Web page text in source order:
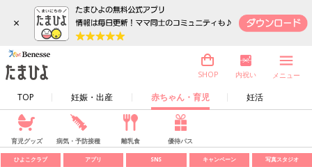
×
TOP 妊娠・出産 赤ちゃん・育児 妊活
SHOP 内祝い メニュー
育児グッズ 病気・予防接種 離乳食 優待パス
ひよこクラブ アプリ SNS キャンペーン 写真スタジオ